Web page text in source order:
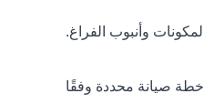
خطة صيانة محددة وفقًا